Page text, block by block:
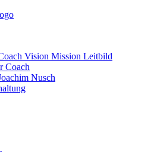
Vision Mission Leitbild
Coach
Nusch